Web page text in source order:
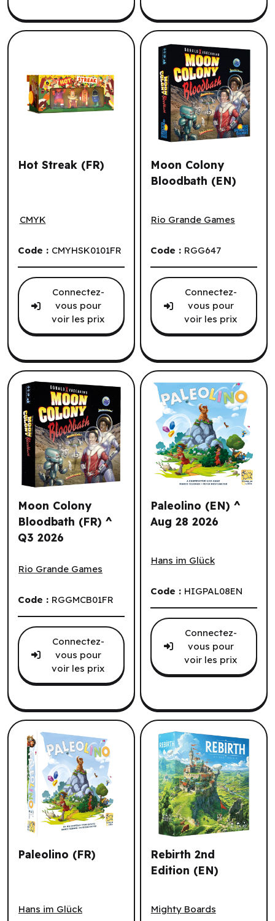
Hot Streak (FR)
CMYK
Code : CMYHSK0101FR
Connectez-
vous pour
voir les prix
Moon Colony
Bloodbath (EN)
Rio Grande Games
Code : RGG647
Connectez-
vous pour
voir les prix
Moon Colony
Bloodbath (FR) ^
Q3 2026
Rio Grande Games
Code : RGGMCB01FR
Connectez-
vous pour
voir les prix
Paleolino (EN) ^
Aug 28 2026
Hans im Glück
Code : HIGPAL08EN
Connectez-
vous pour
voir les prix
Paleolino (FR)
Hans im Glück
Rebirth 2nd
Edition (EN)
Mighty Boards